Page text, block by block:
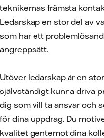
teknikernas främsta
Ledarskap en stor del av
som har ett
angreppsätt.
Utöver ledarskap är en
självständigt kunna driva
dig som vill ta ansvar och
för dina uppdrag. Du
kvalitet gentemot dina